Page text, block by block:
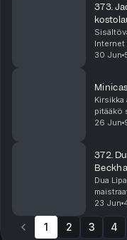
373.
Internet
on
30 Jun
pitääkö
26 Jun
372.
Yoni-
Dua
häistä
23 Jun
1 2 3 4